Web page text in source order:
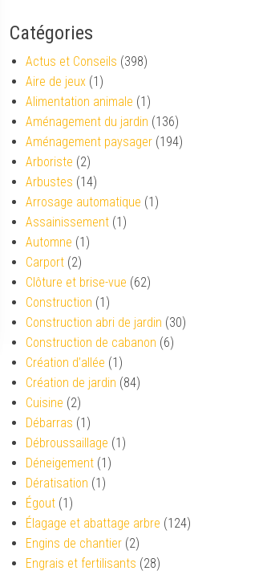
Catégories
Actus et Conseils (398)
Aire de jeux (1)
Alimentation animale (1)
Aménagement du jardin (136)
Aménagement paysager (194)
Arboriste (2)
Arbustes (14)
Arrosage automatique (1)
Assainissement (1)
Automne (1)
Carport (2)
Clôture et brise-vue (62)
Construction (1)
Construction abri de jardin (30)
Construction de cabanon (6)
Création d’allée (1)
Création de jardin (84)
Cuisine (2)
Débarras (1)
Débroussaillage (1)
Déneigement (1)
Dératisation (1)
Égout (1)
Élagage et abattage arbre (124)
Engins de chantier (2)
Engrais et fertilisants (28)